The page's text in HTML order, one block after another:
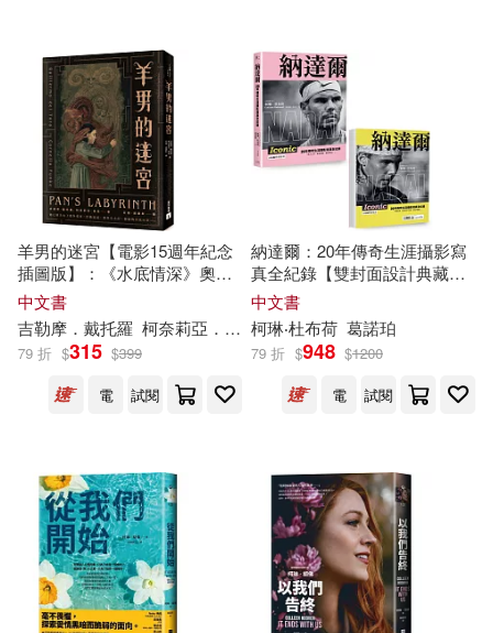
柯琳．胡佛（Colleen Hoover）(1)
柯琳．艾維斯、 碧蒂．由耶爾(1)
柯琳．豪里格(1)
柯琳．賽爾(1) 柯琳．達耕(1)
瑞雪兒‧曼柏(1)
維多利亞．柯琳斯(1)
麥可‧安迪(1)
（加拿大）柯琳·卡尼等(1)
心靈工坊(1) 搖滾萬歲(1)
新路(1) 時報出版(1)
瑋秦出版(1) 立緒(1)
財訊(1)
羊男的迷宮【電影15週年紀念
插圖版】：《水底情深》奧斯
卡金獎導演吉勒摩.戴托羅與
「德國的J.K. 羅琳」柯奈莉亞.
馮克攜手打造最華麗的成人童
話!
中文書
吉勒摩．戴托羅 柯奈莉亞．馮克 呂玉嬋 亞倫．威廉斯（Allen
79 折 $315 $399
電
試閱
納達爾：20年傳奇生涯攝影寫
真全紀錄【雙封面設計典藏紀
念版】
中文書
柯琳‧杜布荷 葛諾珀
79 折 $948 $1200
電
試閱